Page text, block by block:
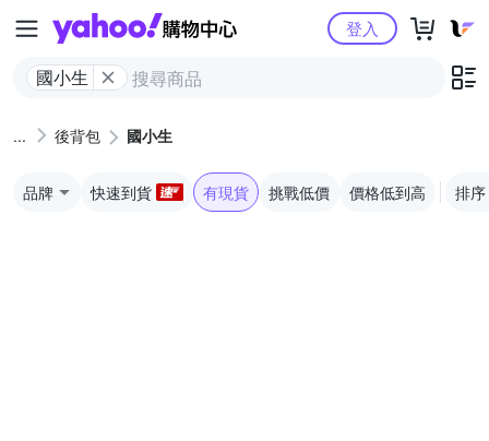
Yahoo購物中心
國小生
登入
後背包 國小生
品牌 快速到貨 有現貨 挑戰低價 價格低到高 排序